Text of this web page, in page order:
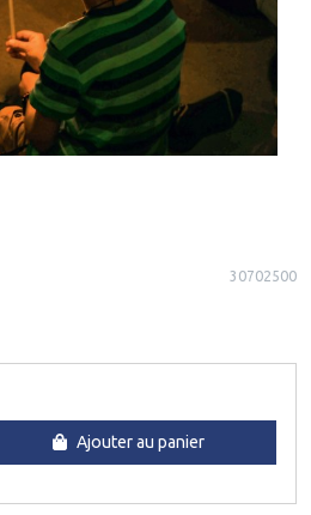
30702500
Ajouter au panier